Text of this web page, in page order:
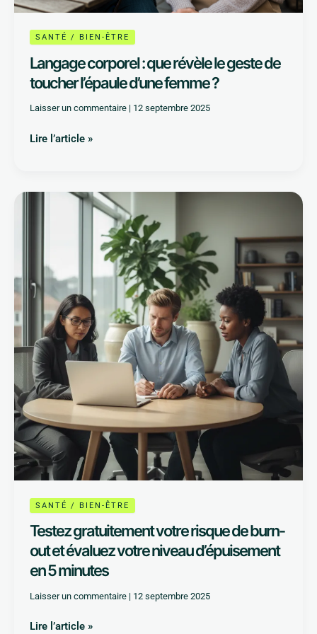
SANTÉ / BIEN-ÊTRE
Langage corporel : que révèle le geste de
toucher l’épaule d’une femme ?
Laisser un commentaire | 12 septembre 2025
Lire l’article »
SANTÉ / BIEN-ÊTRE
Testez gratuitement votre risque de burn-
out et évaluez votre niveau d’épuisement
en 5 minutes
Laisser un commentaire | 12 septembre 2025
burn-
out
évaluez
votre
niveau
d’épuisement
en
5
minutes
Lire l’article »